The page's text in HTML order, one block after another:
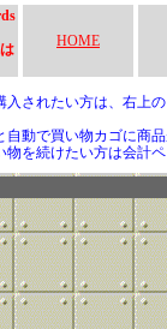
HOME
されたい方は、右上
自動で買い物カゴに商
物を続けたい方は会計